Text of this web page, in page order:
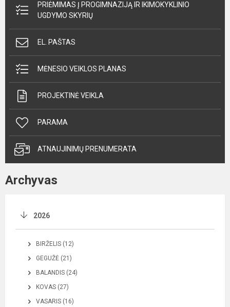
PRIĖMIMAS Į PROGIMNAZIJĄ IR IKIMOKYKLINIO
UGDYMO SKYRIŲ
EL. PAŠTAS
MĖNESIO VEIKLOS PLANAS
PROJEKTINĖ VEIKLA
PARAMA
ATNAUJINIMŲ PRENUMERATA
Archyvas
2026
BIRŽELIS (12)
GEGUŽĖ (21)
BALANDIS (24)
KOVAS (27)
VASARIS (16)